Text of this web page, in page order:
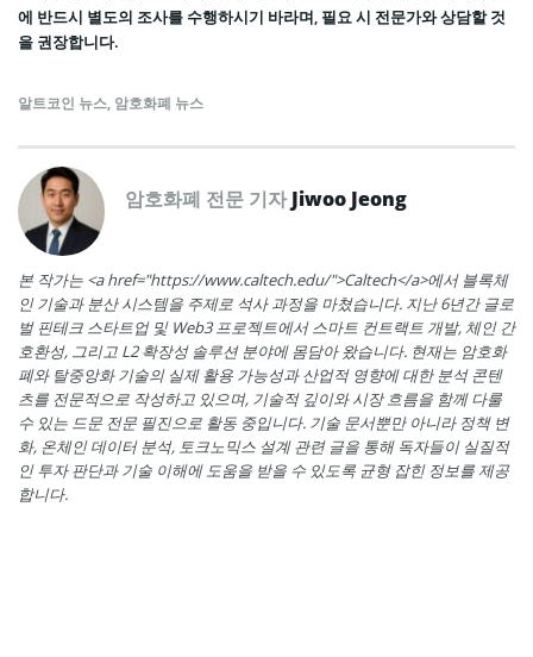
에 반드시 별도의 조사를 수행하시기 바라며, 필요 시 전문가와 상담할 것
을 권장합니다.
알트코인 뉴스, 암호화폐 뉴스
암호화폐 전문 기자Jiwoo Jeong
본 작가는 <a href="https://www.caltech.edu/">Caltech</a>에서 블록체
인 기술과 분산 시스템을 주제로 석사 과정을 마쳤습니다. 지난 6년간 글로
벌 핀테크 스타트업 및 Web3 프로젝트에서 스마트 컨트랙트 개발, 체인 간
호환성, 그리고 L2 확장성 솔루션 분야에 몸담아 왔습니다. 현재는 암호화
폐와 탈중앙화 기술의 실제 활용 가능성과 산업적 영향에 대한 분석 콘텐
츠를 전문적으로 작성하고 있으며, 기술적 깊이와 시장 흐름을 함께 다룰
수 있는 드문 전문 필진으로 활동 중입니다. 기술 문서뿐만 아니라 정책 변
화, 온체인 데이터 분석, 토크노믹스 설계 관련 글을 통해 독자들이 실질적
인 투자 판단과 기술 이해에 도움을 받을 수 있도록 균형 잡힌 정보를 제공
합니다.